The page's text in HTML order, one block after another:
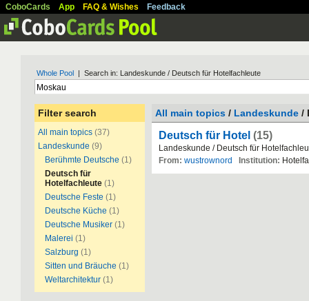
CoboCards App FAQ & Wishes Feedback
Whole Pool | Search in: Landeskunde / Deutsch für Hotelfachleute
Filter search
All main topics (37)
Landeskunde (9)
Berühmte Deutsche (1)
Deutsch für
Hotelfachleute (1)
Deutsche Feste (1)
Deutsche Küche (1)
Deutsche Musiker (1)
Malerei (1)
Salzburg (1)
Sitten und Bräuche (1)
Weltarchitektur (1)
All main topics / Landeskunde /
Deutsch für Hotel (15)
Landeskunde / Deutsch für
From: wustrownord Institution: